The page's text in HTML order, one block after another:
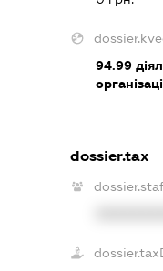
94.99
dossier.tax